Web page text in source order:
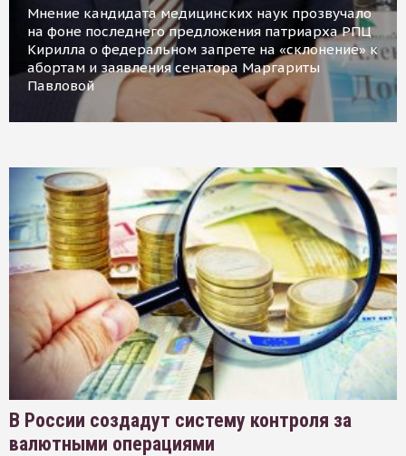
Мнение кандидата медицинских наук прозвучало
на фоне последнего предложения патриарха РПЦ
Кирилла о федеральном запрете на «склонение» к
абортам и заявления сенатора Маргариты
Павловой
В России создадут систему контроля за
валютными операциями